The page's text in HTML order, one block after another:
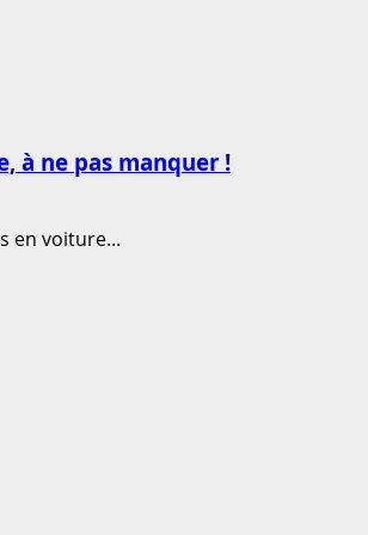
à ne pas manquer !
en voiture...